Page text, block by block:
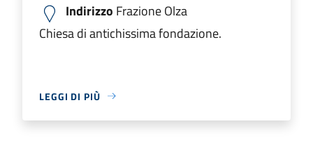
Indirizzo Frazione Olza
Chiesa di antichissima fondazione.
LEGGI DI PIÙ